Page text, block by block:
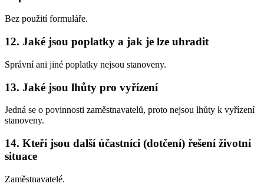
Bez použití formuláře.
12. Jaké jsou poplatky a jak je lze uhradit
Správní ani jiné poplatky nejsou stanoveny.
13. Jaké jsou lhůty pro vyřízení
Jedná se o povinnosti zaměstnavatelů, proto nejsou lhůty k vyřízení
stanoveny.
14. Kteří jsou další účastníci (dotčení) řešení životní
situace
Zaměstnavatelé.